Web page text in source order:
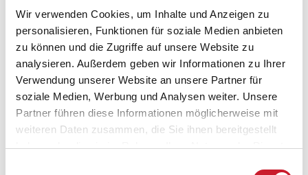
Wir verwenden Cookies, um Inhalte und Anzeigen zu
personalisieren, Funktionen für soziale Medien anbieten
zu können und die Zugriffe auf unsere Website zu
analysieren. Außerdem geben wir Informationen zu Ihrer
Verwendung unserer Website an unsere Partner für
soziale Medien, Werbung und Analysen weiter. Unsere
Partner führen diese Informationen möglicherweise mit
weiteren Daten zusammen, die Sie ihnen bereitgestellt
haben oder die sie im Rahmen Ihrer Nutzung der Dienste
den Kreidefelsen herab und zum anderen von der
Meerseite aus herauf.
Eine Wanderung entlang der nördlichen
Route
Die nördliche Route entlang der Kreidefelsen von Møn
verläuft über ungefähr 2,7 Kilometern und beginnt
beim GeoCenter Møns Klint. Auf einer Höhe von fast